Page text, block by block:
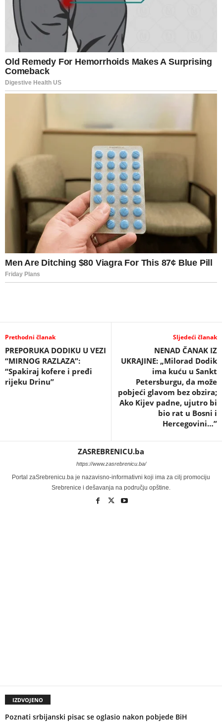
Prethodni članak
PREPORUKA DODIKU U VEZI
“MIRNOG RAZLAZA”:
“Spakiraj kofere i pređi
rijeku Drinu”
Sljedeći članak
NENAD ČANAK IZ
UKRAJINE: „Milorad Dodik
ima kuću u Sankt
Petersburgu, da može
pobjeći glavom bez obzira;
Ako Kijev padne, ujutro bi
bio rat u Bosni i
Hercegovini…”
ZASREBRENICU.ba
https://www.zasrebrenicu.ba/
Portal zaSrebrenicu.ba je nazavisno-informativni koji ima za cilj promociju
Srebrenice i dešavanja na području opštine.
IZDVOJENO
Poznati srbijanski pisac se oglasio nakon pobjede BiH